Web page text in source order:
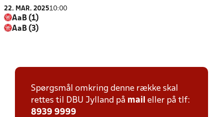
22. MAR. 202510:00
AaB (1)
AaB (3)
Spørgsmål omkring denne række skal
rettes til DBU Jylland på mail eller på tlf:
8939 9999